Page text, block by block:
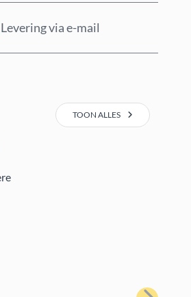
Levering via e-mail
TOON ALLES